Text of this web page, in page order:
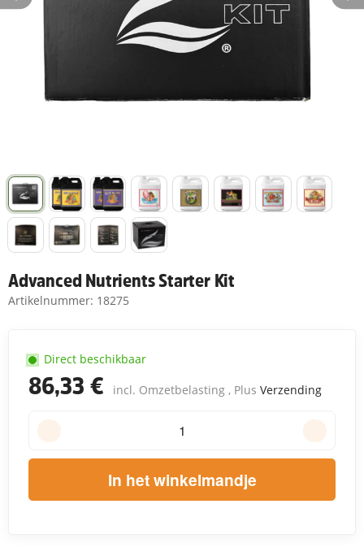
Advanced Nutrients Starter Kit
Artikelnummer: 18275
86,33 € incl. Omzetbelasting , Plus Verzending
Direct beschikbaar
In het winkelmandje